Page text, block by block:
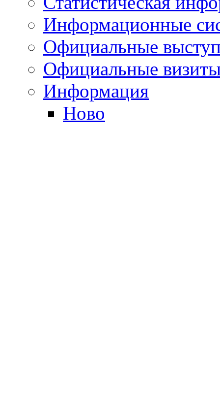
Информационные
Официальные
Официальные
Информация
Ново